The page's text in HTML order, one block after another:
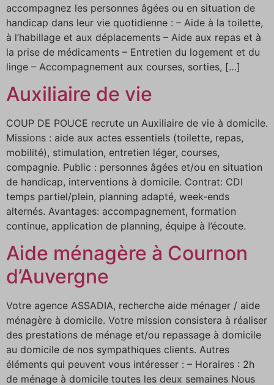
accompagnez les personnes âgées ou en situation de
handicap dans leur vie quotidienne : – Aide à la toilette,
à l’habillage et aux déplacements – Aide aux repas et à
la prise de médicaments – Entretien du logement et du
linge – Accompagnement aux courses, sorties, […]
Auxiliaire de vie
COUP DE POUCE recrute un Auxiliaire de vie à domicile.
Missions : aide aux actes essentiels (toilette, repas,
mobilité), stimulation, entretien léger, courses,
compagnie. Public : personnes âgées et/ou en situation
de handicap, interventions à domicile. Contrat: CDI
temps partiel/plein, planning adapté, week-ends
alternés. Avantages: accompagnement, formation
continue, application de planning, équipe à l’écoute.
Aide ménagère à Cournon
d’Auvergne
Votre agence ASSADIA, recherche aide ménager / aide
ménagère à domicile. Votre mission consistera à réaliser
des prestations de ménage et/ou repassage à domicile
au domicile de nos sympathiques clients. Autres
éléments qui peuvent vous intéresser : – Horaires : 2h
de ménage à domicile toutes les deux semaines Nous